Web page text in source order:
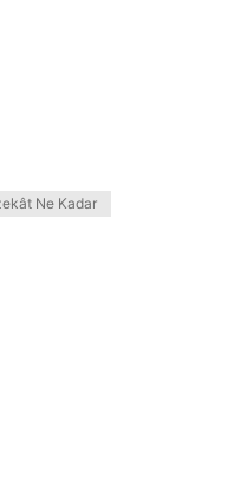
Ne Kadar